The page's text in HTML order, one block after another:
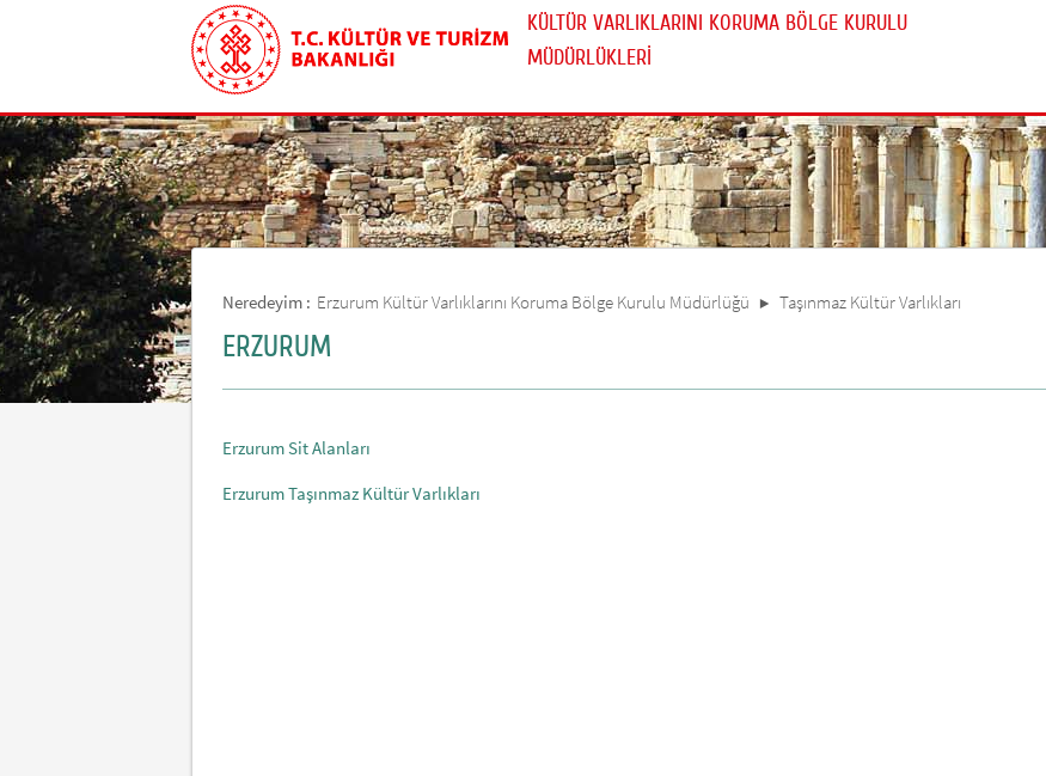
KÜLTÜR VARLIKLARINI KORUMA BÖLGE KURULU
MÜDÜRLÜKLERİ
Neredeyim : Erzurum Kültür Varlıklarını Koruma Bölge Kurulu Müdürlüğü Taşınmaz Kültür Varlıkları
ERZURUM
Erzurum Sit Alanları
Erzurum Taşınmaz Kültür Varlıkları